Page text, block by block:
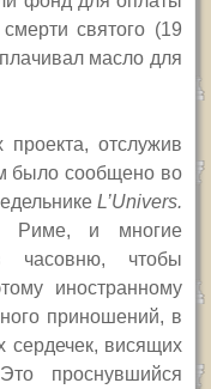
святого (19
масло для
отслужив
было сообщено во
L’Univers.
Риме, и многие
часовню, чтобы
иностранному
приношений, в
сердечек, висящих
проснувшийся